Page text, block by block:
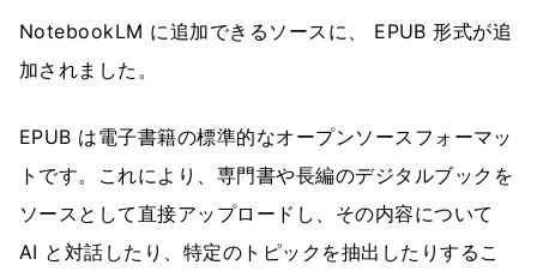
NotebookLM に追加できるソースに、 EPUB 形式が追
加されました。
EPUB は電子書籍の標準的なオープンソースフォーマッ
トです。これにより、専門書や長編のデジタルブックを
ソースとして直接アップロードし、その内容について
AI と対話したり、特定のトピックを抽出したりするこ